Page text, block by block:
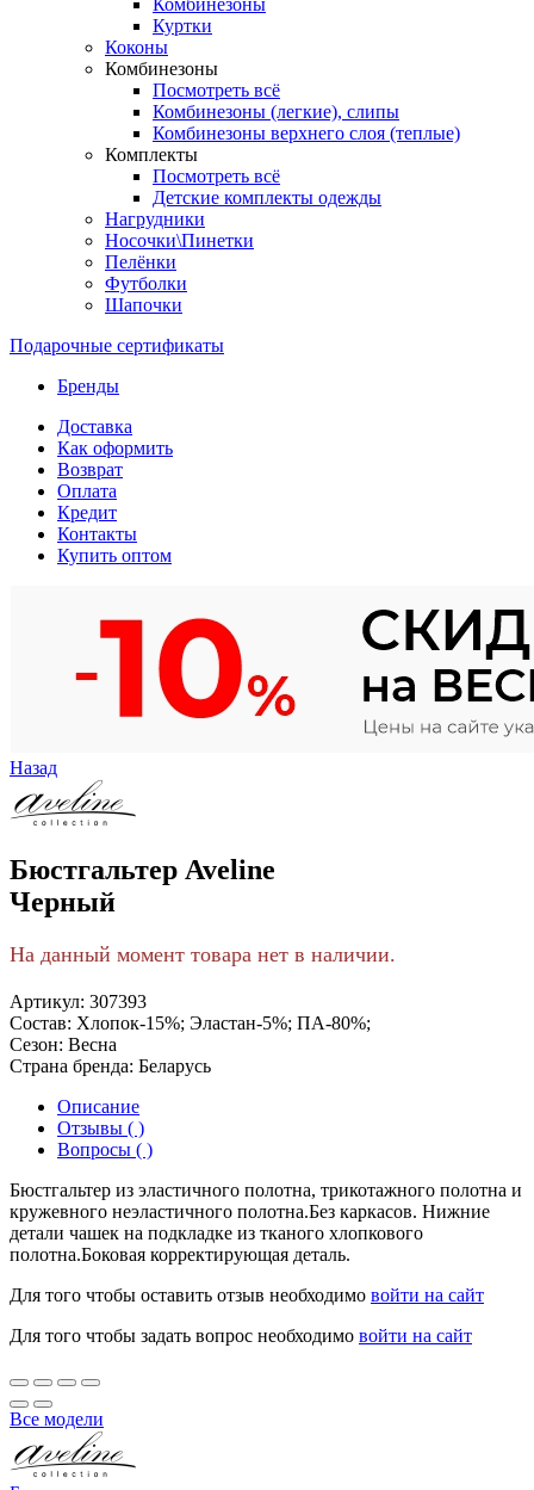
Куртки
Коконы
Комбинезоны
Посмотреть всё
Комбинезоны (легкие), слипы
Комбинезоны верхнего слоя (теплые)
Комплекты
Посмотреть всё
Детские комплекты одежды
Нагрудники
Носочки\Пинетки
Пелёнки
Футболки
Шапочки
Подарочные сертификаты
Бренды
Доставка
Как оформить
Возврат
Оплата
Кредит
Контакты
Купить оптом
Назад
Бюстгальтер Aveline
Черный
На данный момент товара нет в наличии.
Артикул: 307393
Состав: Хлопок-15%; Эластан-5%; ПА-80%;
Сезон: Весна
Страна бренда: Беларусь
Описание
Отзывы ( )
Вопросы ( )
Бюстгальтер из эластичного полотна, трикотажного полотна и
кружевного неэластичного полотна.Без каркасов. Нижние
детали чашек на подкладке из тканого хлопкового
полотна.Боковая корректирующая деталь.
Для того чтобы оставить отзыв необходимо войти на сайт
Для того чтобы задать вопрос необходимо войти на сайт
Все модели